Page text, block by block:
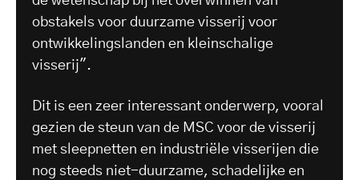
obstakels voor duurzame visserij voor
ontwikkelingslanden en kleinschalige
visserij".
Dit is een zeer interessant onderwerp, vooral
gezien de steun van de MSC voor de visserij
met sleepnetten en industriële visserijen die
nog steeds niet-duurzame, schadelijke en